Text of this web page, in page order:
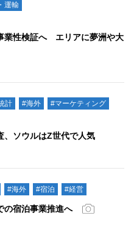
運輸
業性検証へ エリアに夢洲や大
計 #海外 #マーケティング
ソウルはZ世代で人気
#海外 #宿泊 #経営
の宿泊事業推進へ